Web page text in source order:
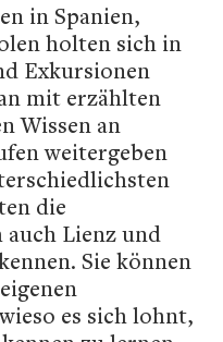
in Spanien,
holten sich in
Exkursionen
mit erzählten
Wissen an
weitergeben
die
Lienz und
Sie können
es sich lohnt,